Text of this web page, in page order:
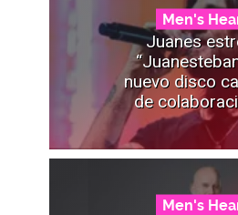
Men's
Juanes
nuevo disco
de
Men's